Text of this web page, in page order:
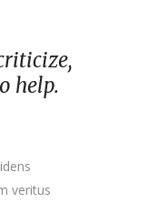
help.
veritus